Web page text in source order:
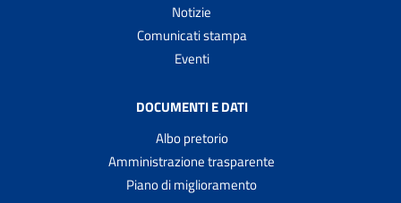
Notizie
Comunicati stampa
Eventi
DOCUMENTI E DATI
Albo pretorio
Amministrazione trasparente
Piano di miglioramento